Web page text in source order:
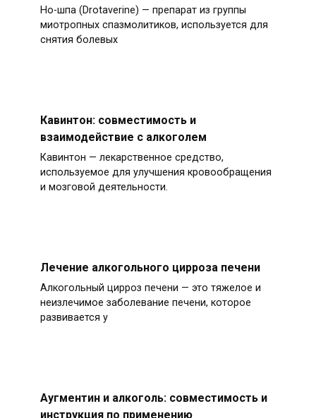
Но-шпа (Drotaverine) — препарат из группы
миотропных спазмолитиков, используется для
снятия болевых
Кавинтон: совместимость и
взаимодействие с алкоголем
Кавинтон — лекарственное средство,
используемое для улучшения кровообращения
и мозговой деятельности.
Лечение алкогольного цирроза печени
Алкогольный цирроз печени — это тяжелое и
неизлечимое заболевание печени, которое
развивается у
Аугментин и алкоголь: совместимость и
инструкция по применению